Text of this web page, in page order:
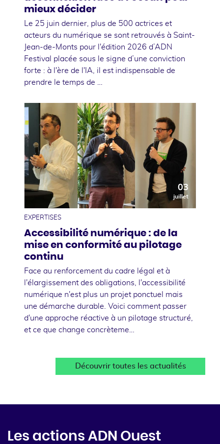
mieux décider
Le 25 juin dernier, plus de 500 actrices et
acteurs du numérique se sont retrouvés à Saint-
Jean-de-Monts pour l'édition 2026 d’ADN
Festival placée sous le signe d’une conviction
forte : à l'ère de l'IA, il est indispensable de
prendre le temps de …
03
juillet
EXPERTISES
Accessibilité numérique : de la
mise en conformité au pilotage
continu
Face au renforcement du cadre légal et à
l'élargissement des obligations, l'accessibilité
numérique n'est plus un projet ponctuel mais
une démarche durable. Voici comment passer
d'une approche réactive à un pilotage structuré,
et ce que change concrèteme…
Découvrir toutes les actualités
Les actions ADN Ouest